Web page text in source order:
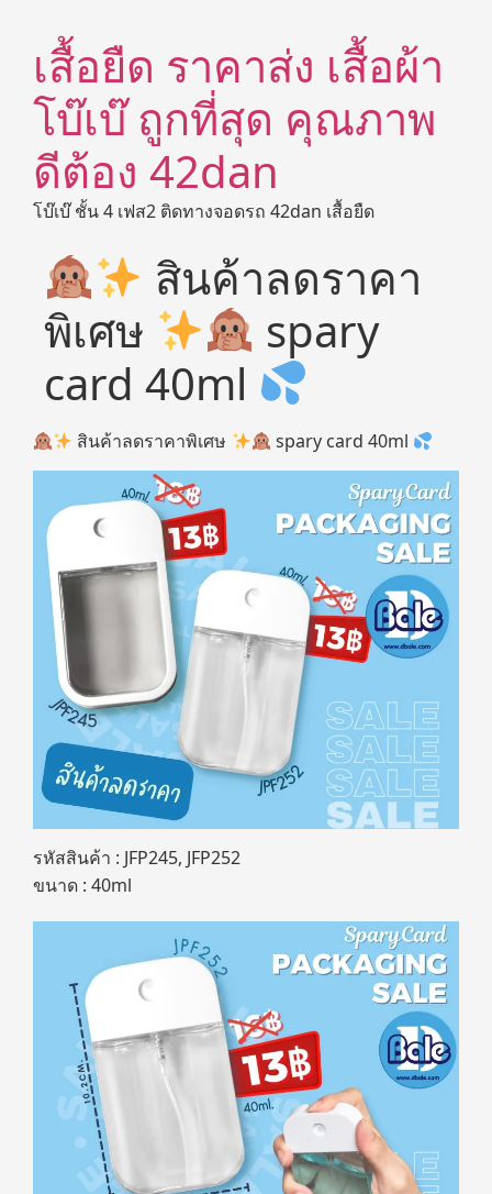
เสื้อยืด ราคาส่ง เสื้อผ้า
โบ๊เบ๊ ถูกที่สุด คุณภาพ
ดีต้อง 42dan
โบ๊เบ๊ ชั้น 4 เฟส2 ติดทางจอดรถ 42dan เสื้อยืด
สินค้าลดราคา
พิเศษ
spary
card 40ml
สินค้าลดราคาพิเศษ spary card 40ml
รหัสสินค้า : JFP245, JFP252
ขนาด : 40ml